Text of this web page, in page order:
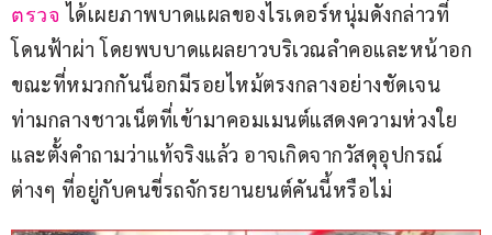
ตรวจ ได้เผยภาพบาดแผลของไรเดอร์หนุ่มดังกล่าวที่
โดนฟ้าผ่า โดยพบบาดแผลยาวบริเวณลำคอและหน้าอก
ขณะที่หมวกกันน็อกมีรอยไหม้ตรงกลางอย่างชัดเจน
ท่ามกลางชาวเน็ตที่เข้ามาคอมเมนต์แสดงความห่วงใย
และตั้งคำถามว่าแท้จริงแล้ว อาจเกิดจากวัสดุอุปกรณ์
ต่างๆ ที่อยู่กับคนขี่รถจักรยานยนต์คันนี้หรือไม่